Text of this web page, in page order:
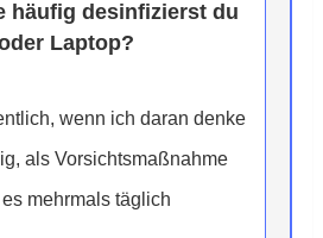
häufig desinfizierst du
Laptop?
wenn ich daran denke
als Vorsichtsmaßnahme
es mehrmals täglich